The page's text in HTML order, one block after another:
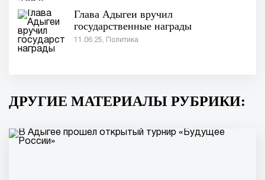
Глава Адыгеи вручил
государственные награды
11.06.25, Политика
ДРУГИЕ МАТЕРИАЛЫ РУБРИКИ: